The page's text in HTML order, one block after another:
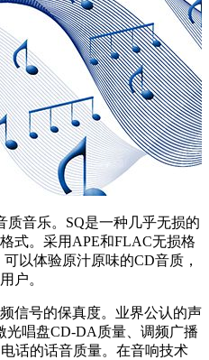
质音乐。SQ是一种几乎无损的
式。采用APE和FLAC无损格
以体验原汁原味的CD音质，
户。
信号的保真度。业界公认的声
光唱盘CD-DA质量、调频广播
话的话音质量。在音响技术